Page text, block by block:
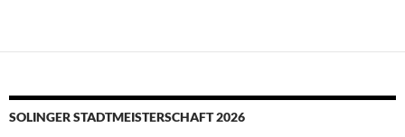
SOLINGER STADTMEISTERSCHAFT 2026